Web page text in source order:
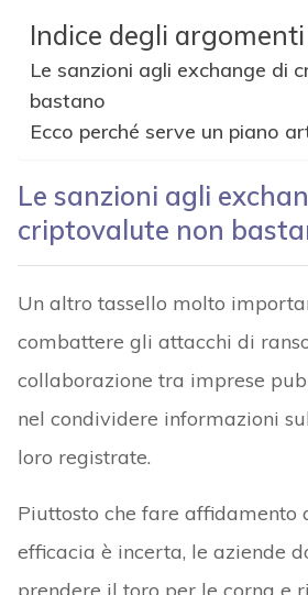
Indice degli argomenti
Le sanzioni agli exchange di
bastano
Ecco perché serve un piano
Le sanzioni agli
criptovalute non
Un altro tassello molto
combattere gli attacchi di
collaborazione tra imprese
nel condividere informazioni
loro registrate.
Piuttosto che fare affidamento
efficacia è incerta, le aziende